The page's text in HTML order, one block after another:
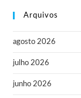
Arquivos
agosto 2026
julho 2026
junho 2026